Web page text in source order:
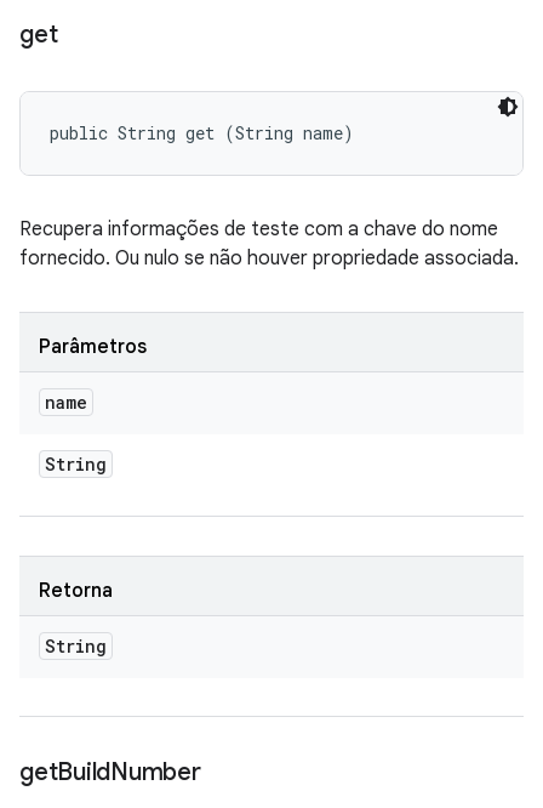
get
public String get (String name)
Recupera informações de teste com a chave do nome
fornecido. Ou nulo se não houver propriedade associada.
Parâmetros
name
String
Retorna
String
getBuildNumber